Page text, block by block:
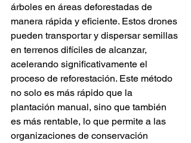
árboles en áreas deforestadas de
manera rápida y eficiente. Estos drones
pueden transportar y dispersar semillas
en terrenos difíciles de alcanzar,
acelerando significativamente el
proceso de reforestación. Este método
no solo es más rápido que la
plantación manual, sino que también
es más rentable, lo que permite a las
organizaciones de conservación